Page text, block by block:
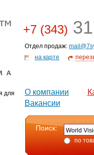
для
+7 (343)
Отдел продаж:
на карте
О компании
Вакансии
Поиск:
по